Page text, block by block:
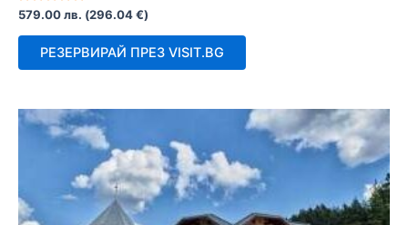
Оценено
с
0
579.00лв. (296.04€)
РЕЗЕРВИРАЙ ПРЕЗ VISIT.BG